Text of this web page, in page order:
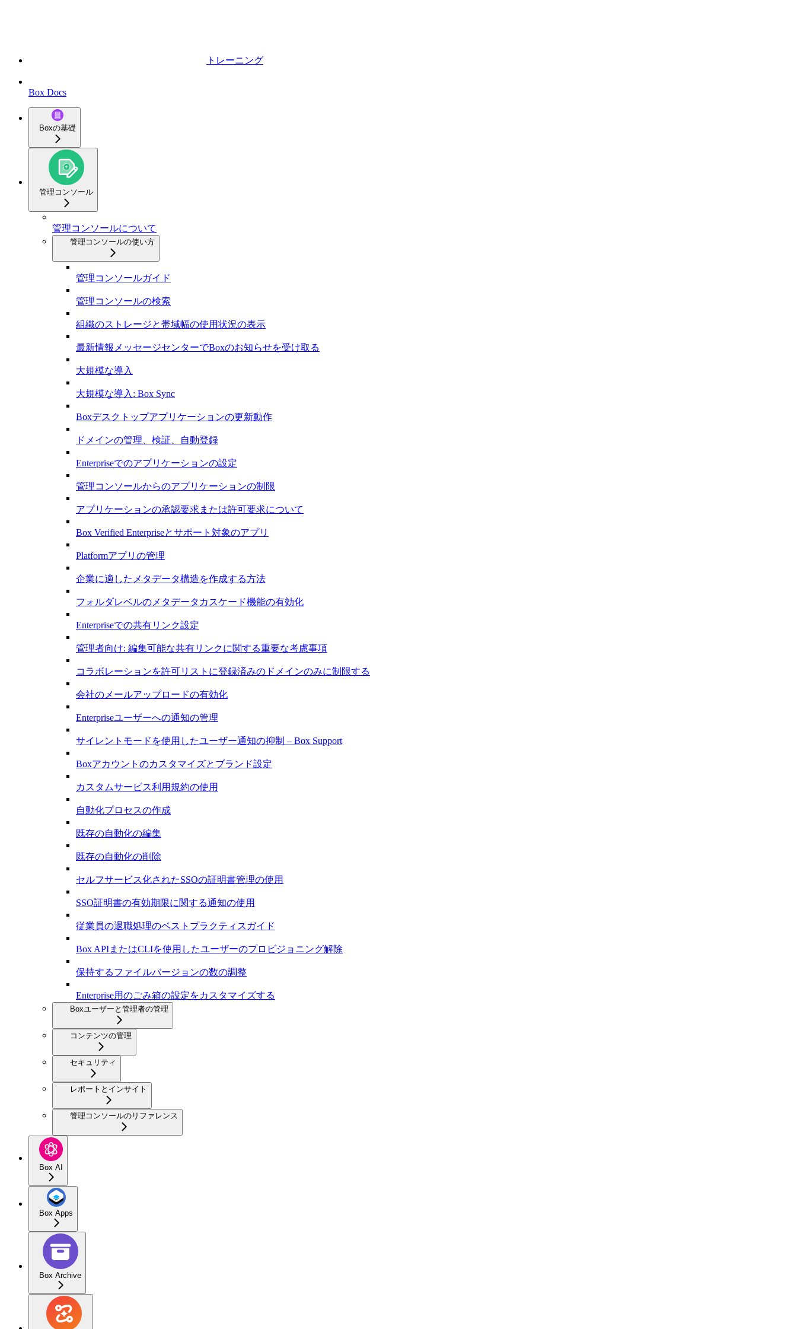
トレーニング
Box Docs
Boxの基礎
管理コンソール
管理コンソールについて
管理コンソールの使い方
管理コンソールガイド
管理コンソールの検索
組織のストレージと帯域幅の使用状況の表示
最新情報メッセージセンターでBoxのお知らせを受け取る
大規模な導入
大規模な導入: Box Sync
Boxデスクトップアプリケーションの更新動作
ドメインの管理、検証、自動登録
Enterpriseでのアプリケーションの設定
管理コンソールからのアプリケーションの制限
アプリケーションの承認要求または許可要求について
Box Verified Enterpriseとサポート対象のアプリ
Platformアプリの管理
企業に適したメタデータ構造を作成する方法
フォルダレベルのメタデータカスケード機能の有効化
Enterpriseでの共有リンク設定
管理者向け: 編集可能な共有リンクに関する重要な考慮事項
コラボレーションを許可リストに登録済みのドメインのみに制限する
会社のメールアップロードの有効化
Enterpriseユーザーへの通知の管理
サイレントモードを使用したユーザー通知の抑制 – Box Support
Boxアカウントのカスタマイズとブランド設定
カスタムサービス利用規約の使用
自動化プロセスの作成
既存の自動化の編集
既存の自動化の削除
セルフサービス化されたSSOの証明書管理の使用
SSO証明書の有効期限に関する通知の使用
従業員の退職処理のベストプラクティスガイド
Box APIまたはCLIを使用したユーザーのプロビジョニング解除
保持するファイルバージョンの数の調整
Enterprise用のごみ箱の設定をカスタマイズする
Boxユーザーと管理者の管理
コンテンツの管理
セキュリティ
レポートとインサイト
管理コンソールのリファレンス
Box AI
Box Apps
Box Archive